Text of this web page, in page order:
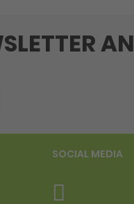
AN
SOCIAL MEDIA